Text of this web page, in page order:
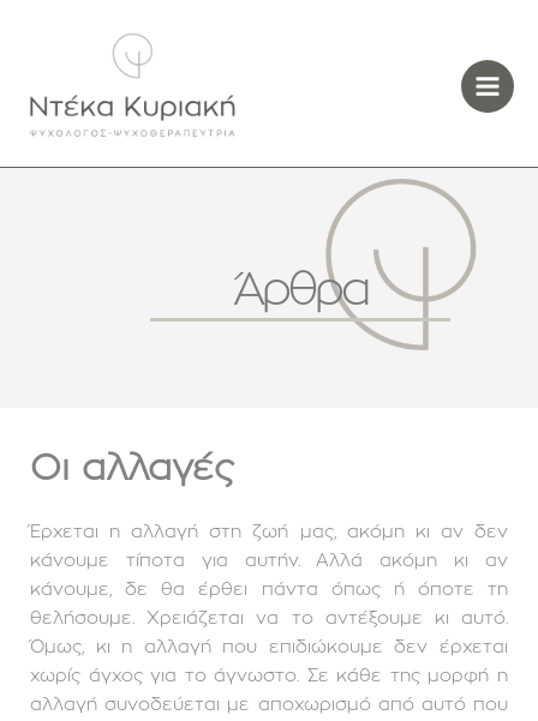
Άρθρα
Οι αλλαγές
Έρχεται η αλλαγή στη ζωή μας, ακόμη κι αν δεν
κάνουμε τίποτα για αυτήν. Αλλά ακόμη κι αν
κάνουμε, δε θα έρθει πάντα όπως ή όποτε τη
θελήσουμε. Χρειάζεται να το αντέξουμε κι αυτό.
Όμως, κι η αλλαγή που επιδιώκουμε δεν έρχεται
χωρίς άγχος για το άγνωστο. Σε κάθε της μορφή η
αλλαγή συνοδεύεται με αποχωρισμό από αυτό που